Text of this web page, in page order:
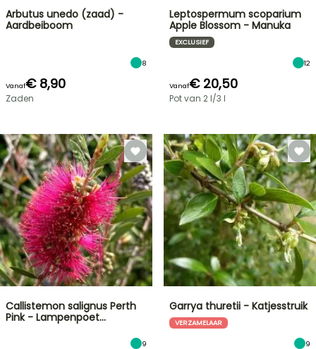
Arbutus unedo (zaad) -
Aardbeiboom
8
Vanaf€ 8,90
Zaden
Leptospermum scoparium
Apple Blossom - Manuka
EXCLUSIEF
12
Vanaf€ 20,50
Pot van 2 l/3 l
Callistemon salignus Perth
Pink - Lampenpoet…
9
Garrya thuretii - Katjesstruik
VERZAMELAAR
9